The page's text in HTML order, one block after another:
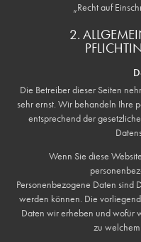
„Recht auf
2.
Die Betreiber dieser Seiten
sehr ernst. Wir behandeln Ihre
entsprechend der
Wenn Sie diese
Personenbezogene Daten sind
werden können. Die
Daten wir erheben und wofür
zu